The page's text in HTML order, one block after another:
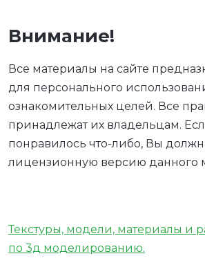
Внимание!
Все материалы на сайте
для персонального
ознакомительных целей. Все
принадлежат их владельцам.
понравилось что-либо, Вы
лицензионную версию данного
Текстуры, модели, материалы и
по 3д моделированию.